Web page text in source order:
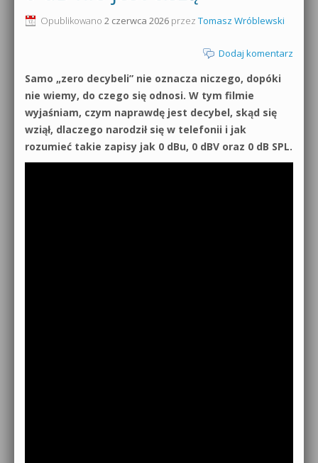
Sound Forge od podstaw
Dubstep z syntezatorem Massive
Kontakt 5 Kompendium
0dB.pl - informacje
Materiały dla mediów
Archiwum aktualności
Polityka prywatności
Opublikowano 2 czerwca 2026 przez Tomasz Wróblewski
Dodaj komentarz
Samo „zero decybeli” nie oznacza niczego, dopóki
nie wiemy, do czego się odnosi. W tym filmie
wyjaśniam, czym naprawdę jest decybel, skąd się
wziął, dlaczego narodził się w telefonii i jak
rozumieć takie zapisy jak 0 dBu, 0 dBV oraz 0 dB SPL.